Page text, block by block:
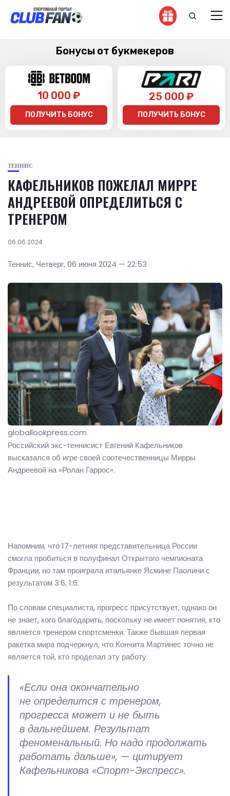
Бонусы от букмекеров
10 000 ₽
ПОЛУЧИТЬ БОНУС
25 000 ₽
ПОЛУЧИТЬ БОНУС
ТЕННИС
КАФЕЛЬНИКОВ ПОЖЕЛАЛ МИРРЕ
АНДРЕЕВОЙ ОПРЕДЕЛИТЬСЯ С
ТРЕНЕРОМ
06.06.2024
Теннис, Четверг, 06 июня 2024 — 22:53
globallookpress.com
Российский экс-теннисист Евгений Кафельников
высказался об игре своей соотечественницы Мирры
Андреевой на «Ролан Гаррос».
Напомним, что 17-летняя представительница России
смогла пробиться в полуфинал Открытого чемпионата
Франции, но там проиграла итальянке Ясмине Паолини с
результатом 3:6, 1:6.
По словам специалиста, прогресс присутствует, однако он
не знает, кого благодарить, поскольку не имеет понятия, кто
является тренером спортсменки. Также бывшая первая
ракетка мира подчеркнул, что Кончита Мартинес точно не
является той, кто проделал эту работу.
«Если она окончательно
не определится с тренером,
прогресса может и не быть
в дальнейшем. Результат
феноменальный. Но надо продолжать
работать дальше», — цитирует
Кафельникова «Спорт-Экспресс».